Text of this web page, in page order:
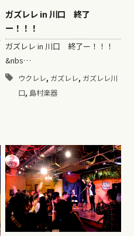
ガズレレ in 川口 終了
ー！！！
ガズレレ in 川口 終了ー！！！
&nbs…
ウクレレ, ガズレレ, ガズレレ川
口, 島村楽器